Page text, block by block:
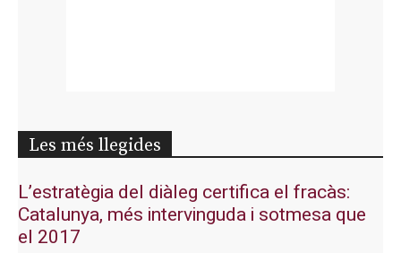
Les més llegides
L’estratègia del diàleg certifica el fracàs:
Catalunya, més intervinguda i sotmesa que
el 2017